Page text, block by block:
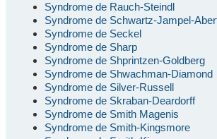
Syndrome de Rauch-Steindl
Syndrome de Schwartz-Jampel-
Syndrome de Seckel
Syndrome de Sharp
Syndrome de Shprintzen-Goldberg
Syndrome de Shwachman-Diamond
Syndrome de Silver-Russell
Syndrome de Skraban-Deardorff
Syndrome de Smith Magenis
Syndrome de Smith-Kingsmore